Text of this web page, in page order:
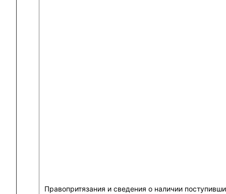
Правопритязания и сведения о наличии